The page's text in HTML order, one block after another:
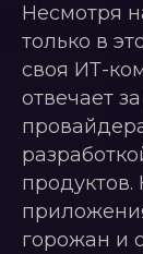
Несмотря
только в
своя ИТ-
отвечает
горожан и